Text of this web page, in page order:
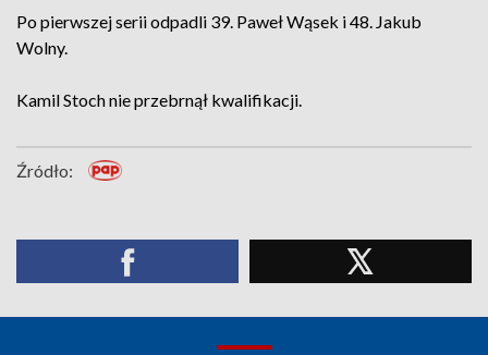
Po pierwszej serii odpadli 39. Paweł Wąsek i 48. Jakub
Wolny.
Kamil Stoch nie przebrnął kwalifikacji.
Źródło: